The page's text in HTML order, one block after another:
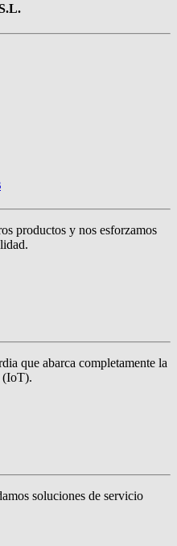
productos y nos esforzamos
que abarca completamente la
(IoT).
soluciones de servicio